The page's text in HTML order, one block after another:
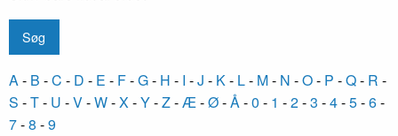
A- B -C - D - E - F-G- H - I -J - K- L- M- N -O- P -Q- R -
S -T- U -V-W-X-Y-Z-Æ-Ø-Å-0 - 1 -2-3 -4-5-6-
7-8 -9